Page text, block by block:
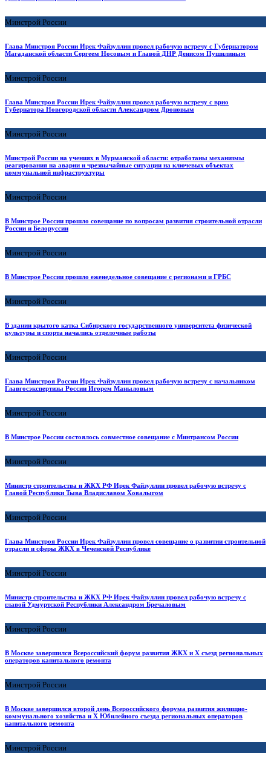
Минстрой России
Глава Минстроя России Ирек Файзуллин провел рабочую встречу с Губернатором
Магаданской области Сергеем Носовым и Главой ДНР Денисом Пушилиным
Минстрой России
Глава Минстроя России Ирек Файзуллин провел рабочую встречу с врио
Губернатора Новгородской области Александром Дроновым
Минстрой России
Минстрой России на учениях в Мурманской области: отработаны механизмы
реагирования на аварии и чрезвычайные ситуации на ключевых объектах
коммунальной инфраструктуры
Минстрой России
В Минстрое России прошло совещание по вопросам развития строительной отрасли
России и Белоруссии
Минстрой России
В Минстрое России прошло еженедельное совещание с регионами и ГРБС
Минстрой России
В здании крытого катка Сибирского государственного университета физической
культуры и спорта начались отделочные работы
Минстрой России
Глава Минстроя России Ирек Файзуллин провел рабочую встречу с начальником
Главгосэкспертизы России Игорем Маныловым
Минстрой России
В Минстрое России состоялось совместное совещание с Минтрансом России
Минстрой России
Министр строительства и ЖКХ РФ Ирек Файзуллин провел рабочую встречу с
Главой Республики Тыва Владиславом Ховалыгом
Минстрой России
Глава Минстроя России Ирек Файзуллин провел совещание о развитии строительной
отрасли и сферы ЖКХ в Чеченской Республике
Минстрой России
Министр строительства и ЖКХ РФ Ирек Файзуллин провел рабочую встречу с
главой Удмуртской Республики Александром Бречаловым
Минстрой России
В Москве завершился Всероссийский форум развития ЖКХ и X съезд региональных
операторов капитального ремонта
Минстрой России
В Москве завершился второй день Всероссийского форума развития жилищно-
коммунального хозяйства и X Юбилейного съезда региональных операторов
капитального ремонта
Минстрой России